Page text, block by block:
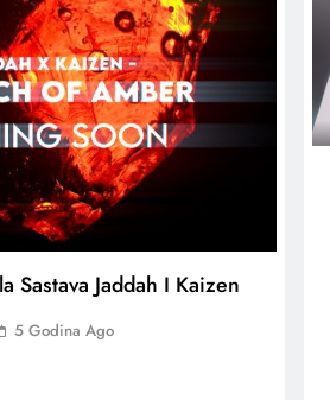
Sastava Jaddah I Kaizen
5 Godina Ago